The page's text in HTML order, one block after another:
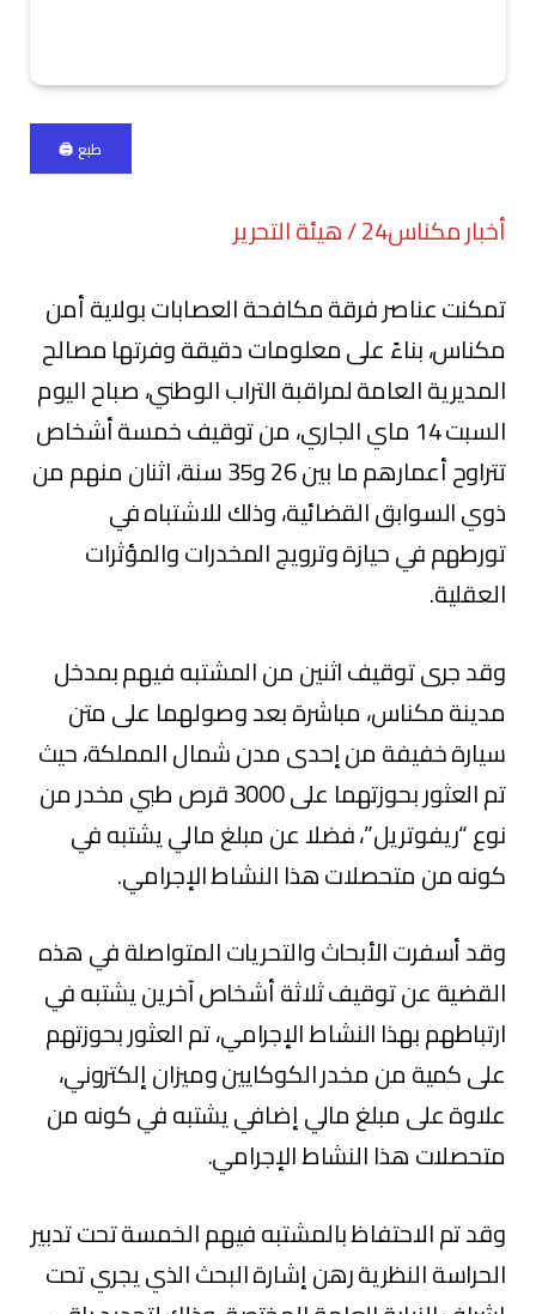
طبع 🖨
أخبار مكناس24 / هيئة التحرير
تمكنت عناصر فرقة مكافحة العصابات بولاية أمن
مكناس، بناءً على معلومات دقيقة وفرتها مصالح
المديرية العامة لمراقبة التراب الوطني، صباح اليوم
السبت 14 ماي الجاري، من توقيف خمسة أشخاص
تتراوح أعمارهم ما بين 26 و35 سنة، اثنان منهم من
ذوي السوابق القضائية، وذلك للاشتباه في
تورطهم في حيازة وترويج المخدرات والمؤثرات
العقلية.
وقد جرى توقيف اثنين من المشتبه فيهم بمدخل
مدينة مكناس، مباشرة بعد وصولهما على متن
سيارة خفيفة من إحدى مدن شمال المملكة، حيث
تم العثور بحوزتهما على 3000 قرص طبي مخدر من
نوع “ريفوتريل”، فضلا عن مبلغ مالي يشتبه في
كونه من متحصلات هذا النشاط الإجرامي.
وقد أسفرت الأبحاث والتحريات المتواصلة في هذه
القضية عن توقيف ثلاثة أشخاص آخرين يشتبه في
ارتباطهم بهذا النشاط الإجرامي، تم العثور بحوزتهم
على كمية من مخدر الكوكايين وميزان إلكتروني،
علاوة على مبلغ مالي إضافي يشتبه في كونه من
متحصلات هذا النشاط الإجرامي.
وقد تم الاحتفاظ بالمشتبه فيهم الخمسة تحت تدبير
الحراسة النظرية رهن إشارة البحث الذي يجري تحت